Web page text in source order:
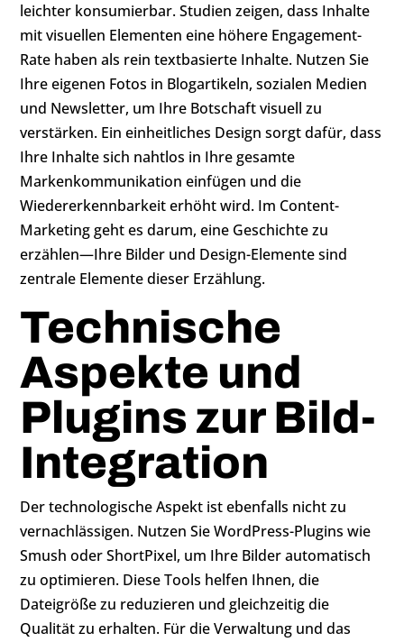
leichter konsumierbar. Studien zeigen, dass Inhalte
mit visuellen Elementen eine höhere Engagement-
Rate haben als rein textbasierte Inhalte. Nutzen Sie
Ihre eigenen Fotos in Blogartikeln, sozialen Medien
und Newsletter, um Ihre Botschaft visuell zu
verstärken. Ein einheitliches Design sorgt dafür, dass
Ihre Inhalte sich nahtlos in Ihre gesamte
Markenkommunikation einfügen und die
Wiedererkennbarkeit erhöht wird. Im Content-
Marketing geht es darum, eine Geschichte zu
erzählen—Ihre Bilder und Design-Elemente sind
zentrale Elemente dieser Erzählung.
Technische
Aspekte und
Plugins zur Bild-
Integration
Der technologische Aspekt ist ebenfalls nicht zu
vernachlässigen. Nutzen Sie WordPress-Plugins wie
Smush oder ShortPixel, um Ihre Bilder automatisch
zu optimieren. Diese Tools helfen Ihnen, die
Dateigröße zu reduzieren und gleichzeitig die
Qualität zu erhalten. Für die Verwaltung und das